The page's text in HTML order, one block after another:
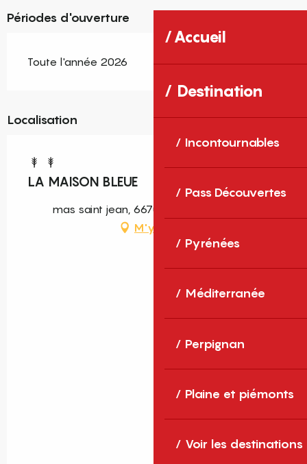
Accueil
Destination
Incontournables
Pass Découvertes
Pyrénées
Méditerranée
Perpignan
Plaine et piémonts
Voir les destinations
Périodes d'ouverture
Toute l'année 2026
Localisation
LA MAISON BLEUE
mas saint jean, 66700 Argelès-sur-Mer
M'y rendre